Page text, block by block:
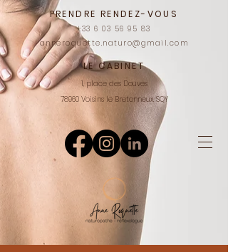
PRENDRE RENDEZ-VOUS
+33 6 03 56 95 83
anneroquette.naturo@gmail.com
LE CABINET
1, place des Douves
78960 Voisins le Bretonneux, SQY